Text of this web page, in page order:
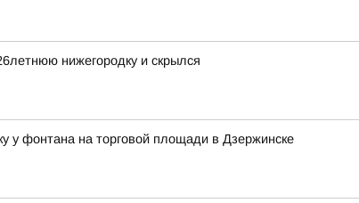
нижегородку и скрылся
у фонтана на торговой площади в Дзержинске